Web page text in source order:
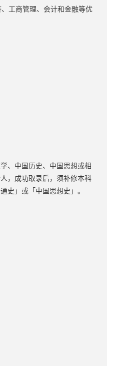
工商管理、会计和金融等优
、中国历史、中国思想或相
，成功取录后，须补修本科
史」或「中国思想史」。